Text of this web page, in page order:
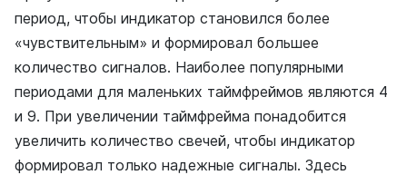
период, чтобы индикатор становился более
«чувствительным» и формировал большее
количество сигналов. Наиболее популярными
периодами для маленьких таймфреймов являются 4
и 9. При увеличении таймфрейма понадобится
увеличить количество свечей, чтобы индикатор
формировал только надежные сигналы. Здесь